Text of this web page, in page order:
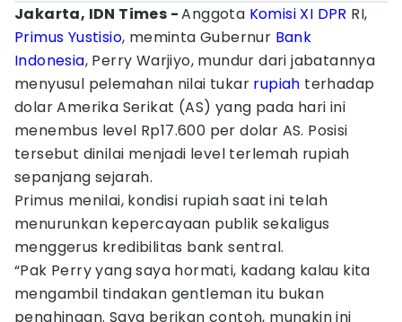
Jakarta, IDN Times -Anggota Komisi XI DPR RI,
Primus Yustisio, meminta Gubernur Bank
Indonesia, Perry Warjiyo, mundur dari jabatannya
menyusul pelemahan nilai tukar rupiah terhadap
dolar Amerika Serikat (AS) yang pada hari ini
menembus level Rp17.600 per dolar AS. Posisi
tersebut dinilai menjadi level terlemah rupiah
sepanjang sejarah.
Primus menilai, kondisi rupiah saat ini telah
menurunkan kepercayaan publik sekaligus
menggerus kredibilitas bank sentral.
“Pak Perry yang saya hormati, kadang kalau kita
mengambil tindakan gentleman itu bukan
penghinaan. Saya berikan contoh, mungkin ini